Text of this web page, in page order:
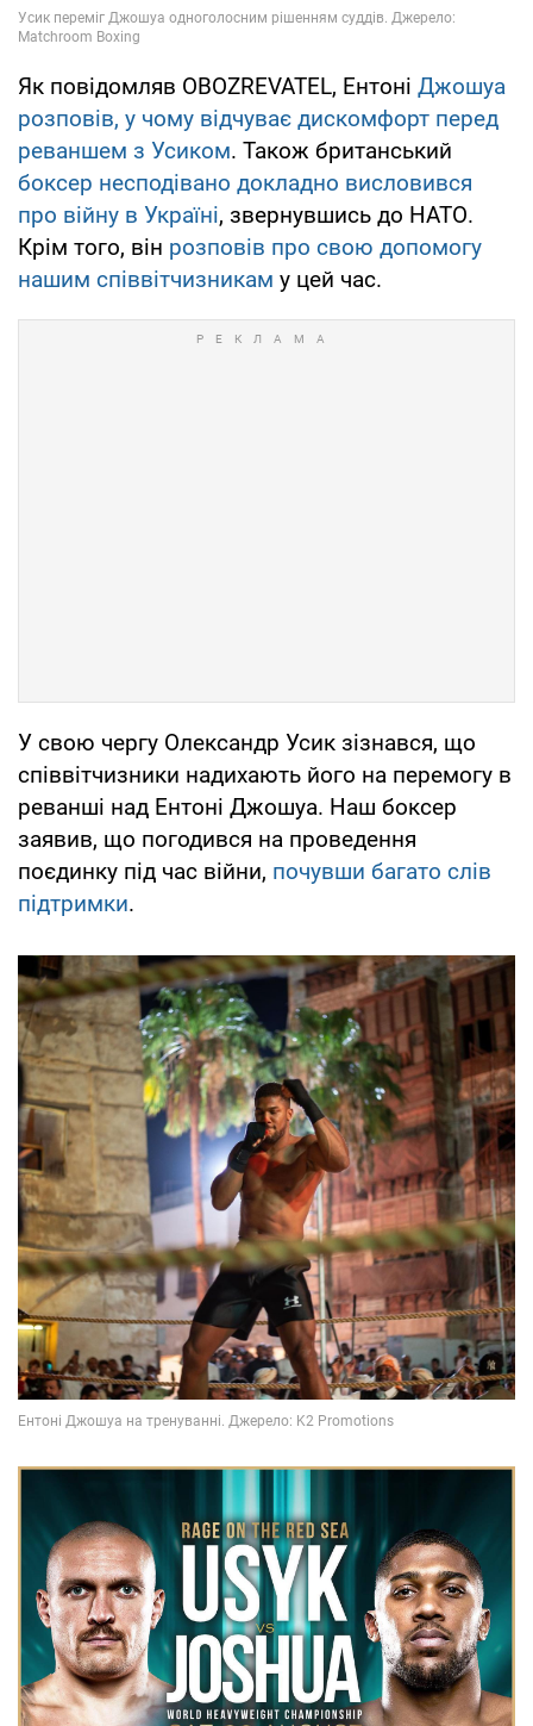
Як повідомляв OBOZREVATEL, Ентоні Джошуа
розповів, у чому відчуває дискомфорт перед
реваншем з Усиком. Також британський
боксер несподівано докладно висловився
про війну в Україні, звернувшись до НАТО.
Крім того, він розповів про свою допомогу
нашим співвітчизникам у цей час.
У свою чергу Олександр Усик зізнався, що
співвітчизники надихають його на перемогу в
реванші над Ентоні Джошуа. Наш боксер
заявив, що погодився на проведення
поєдинку під час війни, почувши багато слів
підтримки.